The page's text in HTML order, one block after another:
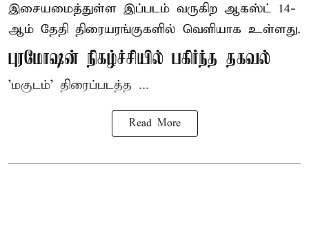
இசையமைத்துள்ள இப்படம் வருகிற ஆகஸ்ட் 14-
ஆம் தேதி திரையரங்குகளில் வெளியாக உள்ளது.
புரமோஷன் நிகழ்ச்சியில் பகிர்ந்த தகவல்
'மகுடம்' திரைப்படத்த ...
Read More